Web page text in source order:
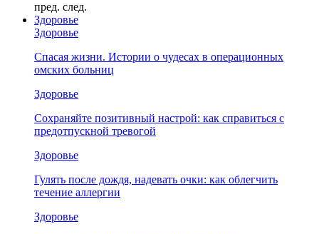
пред. след.
Здоровье
Здоровье
Спасая жизни. Истории о чудесах в операционных
омских больниц
Здоровье
Сохраняйте позитивный настрой: как справиться с
предотпускной тревогой
Здоровье
Гулять после дождя, надевать очки: как облегчить
течение аллергии
Здоровье